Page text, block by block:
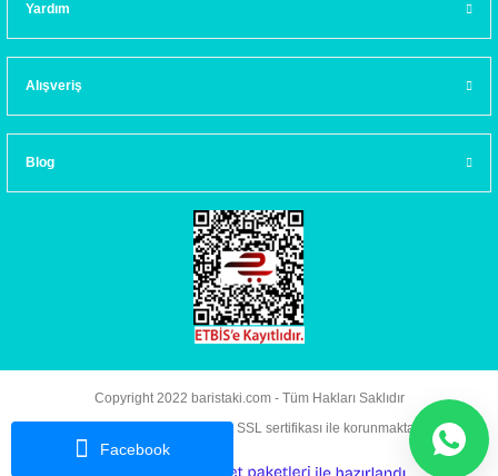
Facebook
Yardım
Alışveriş
Blog
Copyright 2022 baristaki.com - Tüm Hakları Saklıdır
Kredi kartı bilgileriniz 256bit SSL sertifikası ile korunmaktadır.
e- ile